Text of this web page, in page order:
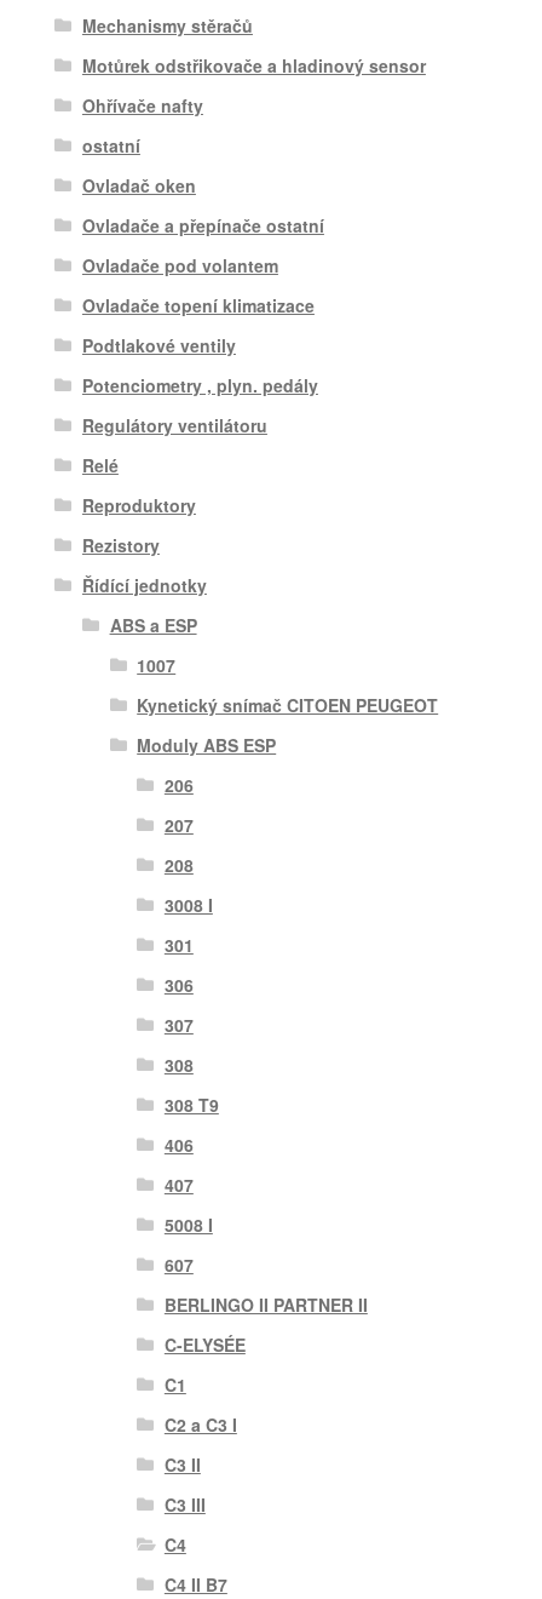
Mechanismy stěračů
Motůrek odstřikovače a hladinový sensor
Ohřívače nafty
ostatní
Ovladač oken
Ovladače a přepínače ostatní
Ovladače pod volantem
Ovladače topení klimatizace
Podtlakové ventily
Potenciometry , plyn. pedály
Regulátory ventilátoru
Relé
Reproduktory
Rezistory
Řídící jednotky
ABS a ESP
1007
Kynetický snímač CITOEN PEUGEOT
Moduly ABS ESP
206
207
208
3008 I
301
306
307
308
308 T9
406
407
5008 I
607
BERLINGO II PARTNER II
C-ELYSÉE
C1
C2 a C3 I
C3 II
C3 III
C4
C4 II B7